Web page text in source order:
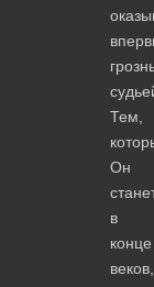
Тем,
Он
в
конце
веков,